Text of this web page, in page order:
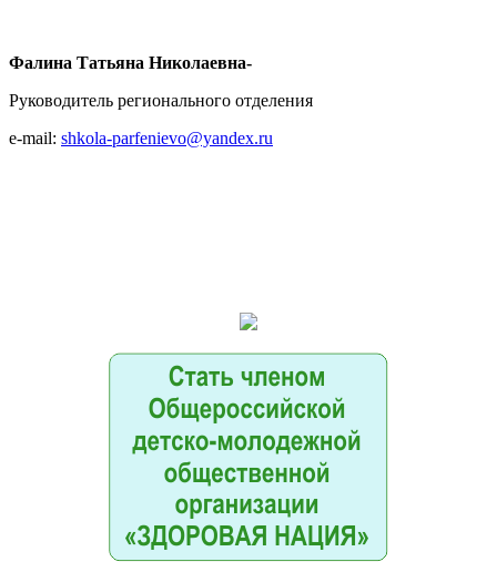
Фалина Татьяна Николаевна-
Руководитель регионального отделения
e-mail: shkola-parfenievo@yandex.ru